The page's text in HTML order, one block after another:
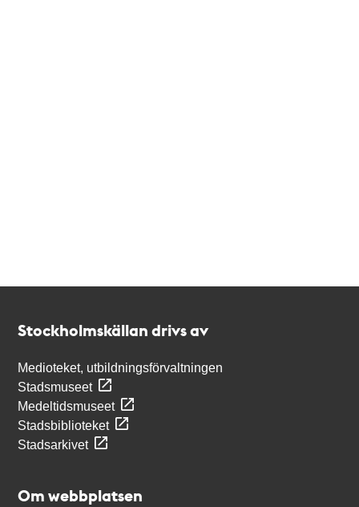
Stockholmskällan drivs av
Medioteket, utbildningsförvaltningen
Stadsmuseet
Medeltidsmuseet
Stadsbiblioteket
Stadsarkivet
Om webbplatsen